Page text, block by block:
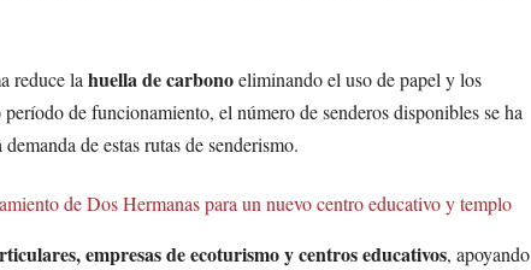
reduce lahuella de carbonoeliminando el uso de papel y los
de funcionamiento, el número de senderos disponibles se ha
de estas rutas de senderismo.
de Dos Hermanas para un nuevo centro educativo y templo
empresas de ecoturismo y centros educativos, apoyando